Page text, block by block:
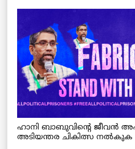
ഹാനി ബാബുവിന്റെ ജീവൻ
അടിയന്തര ചികിത്സ നൽകുക